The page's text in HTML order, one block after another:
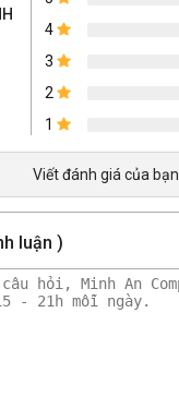
4
3
2
1
Viết đánh giá của bạn
luận )